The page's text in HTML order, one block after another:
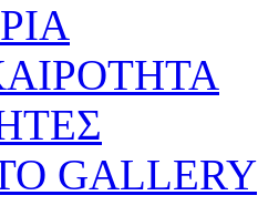
GALLERY